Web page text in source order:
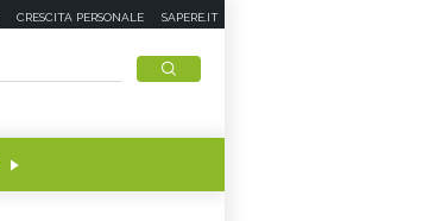
CRESCITA PERSONALE SAPERE.IT